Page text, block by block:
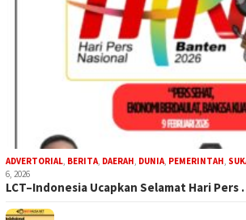
ADVERTORIAL BERITA DAERAH DUNIA PEMERINTAH
6, 2026
LCT–Indonesia Ucapkan Selamat Hari Pers